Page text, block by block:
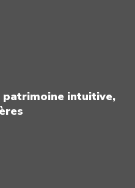
patrimoine intuitive,